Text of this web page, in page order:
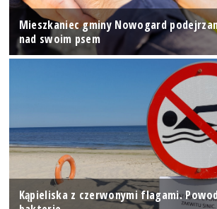
Mieszkaniec gminy Nowogard
nad swoim psem
Kąpieliska z czerwonymi flagami.